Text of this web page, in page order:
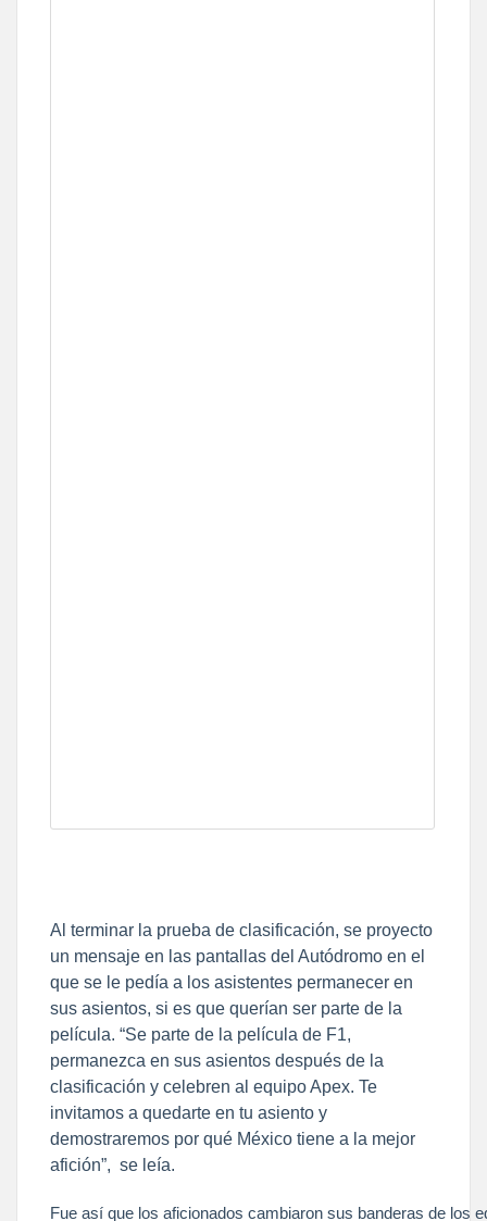
Al terminar la prueba de clasificación, se proyecto
un mensaje en las pantallas del Autódromo en el
que se le pedía a los asistentes permanecer en
sus asientos, si es que querían ser parte de la
película. “Se parte de la película de F1,
permanezca en sus asientos después de la
clasificación y celebren al equipo Apex. Te
invitamos a quedarte en tu asiento y
demostraremos por qué México tiene a la mejor
afición”, se leía.
Fue así que los aficionados cambiaron sus banderas de los